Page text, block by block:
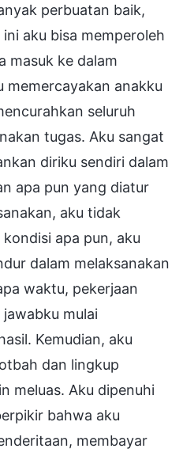
perbuatan baik,
aku bisa memperoleh
masuk ke dalam
memercayakan anakku
seluruh
tugas. Aku sangat
diriku sendiri dalam
apa pun yang diatur
aku tidak
apa pun, aku
dalam melaksanakan
waktu, pekerjaan
mulai
Kemudian, aku
dan lingkup
meluas. Aku dipenuhi
bahwa aku
membayar